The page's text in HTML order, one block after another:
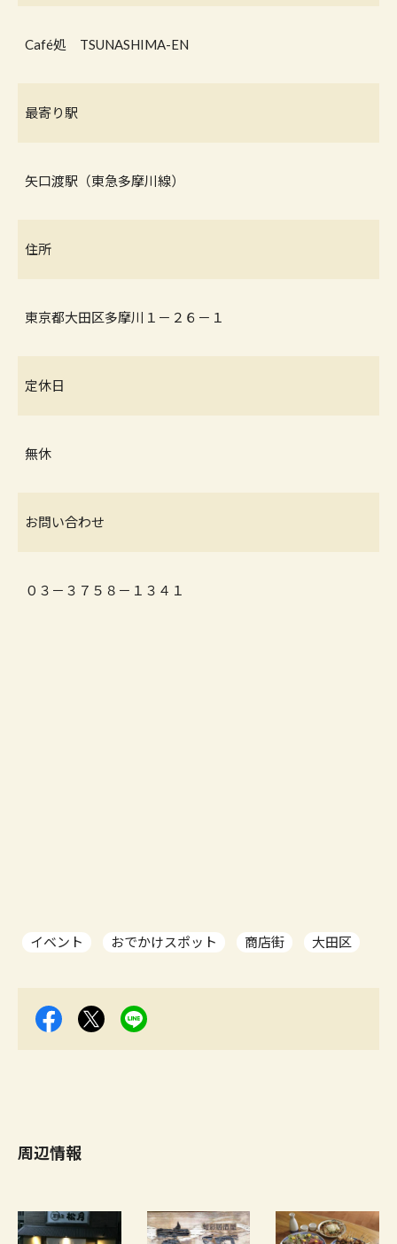
Café処 TSUNASHIMA-EN
最寄り駅
矢口渡駅（東急多摩川線）
住所
東京都大田区多摩川１－２６－１
定休日
無休
お問い合わせ
０３－３７５８－１３４１
イベント おでかけスポット 商店街 大田区
周辺情報